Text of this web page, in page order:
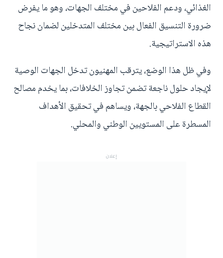
الغذائي، ودعم الفلاحين في مختلف الجهات، وهو ما يفرض
ضرورة التنسيق الفعال بين مختلف المتدخلين لضمان نجاح
هذه الاستراتيجية.
وفي ظل هذا الوضع، يترقب المهنيون تدخل الجهات الوصية
لإيجاد حلول ناجعة تضمن تجاوز الخلافات، بما يخدم مصالح
القطاع الفلاحي بالجهة، ويساهم في تحقيق الأهداف
المسطرة على المستويين الوطني والمحلي.
إعلان